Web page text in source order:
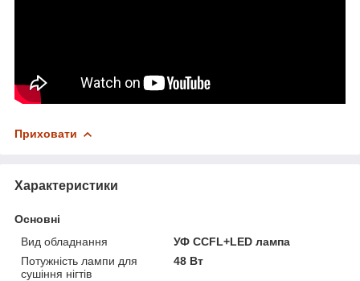
Приховати
Характеристики
Основні
Вид обладнання
УФ CCFL+LED лампа
Потужність лампи для
сушіння нігтів
48 Вт